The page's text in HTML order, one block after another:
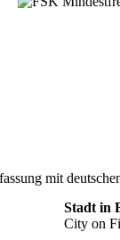
Stadt in
City on